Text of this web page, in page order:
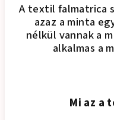
A textil falmatrica
azaz a minta
nélkül vannak a
alkalmas a
Mi az a